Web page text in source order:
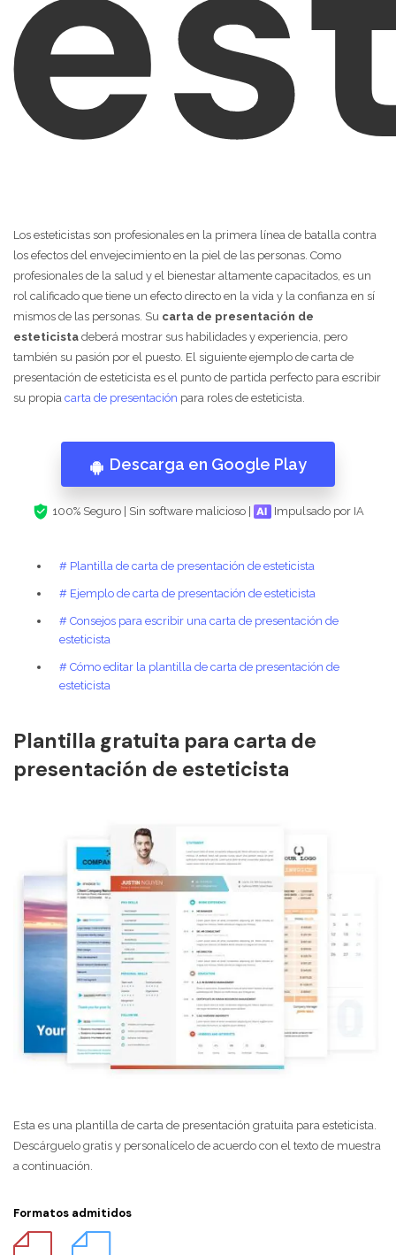
Los esteticistas son profesionales en la primera línea de batalla contra
los efectos del envejecimiento en la piel de las personas. Como
profesionales de la salud y el bienestar altamente capacitados, es un
rol calificado que tiene un efecto directo en la vida y la confianza en sí
mismos de las personas. Su carta de presentación de
esteticista deberá mostrar sus habilidades y experiencia, pero
también su pasión por el puesto. El siguiente ejemplo de carta de
presentación de esteticista es el punto de partida perfecto para escribir
su propia carta de presentación para roles de esteticista.
Descarga en Google Play
100% Seguro | Sin software malicioso | Impulsado por IA
# Plantilla de carta de presentación de esteticista
# Ejemplo de carta de presentación de esteticista
# Consejos para escribir una carta de presentación de
esteticista
# Cómo editar la plantilla de carta de presentación de
esteticista
Plantilla gratuita para carta de
presentación de esteticista
Esta es una plantilla de carta de presentación gratuita para esteticista.
Descárguelo gratis y personalícelo de acuerdo con el texto de muestra
a continuación.
Formatos admitidos